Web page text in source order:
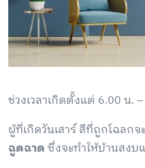
ช่วงเวลาเกิดตั้งแต่ 6.00 น.
ผู้ที่เกิดวันเสาร์ สีที่ถูกโฉลกจ
ฉูดฉาดซึ่งจะทำให้บ้านสง